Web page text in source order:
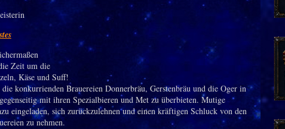
Zeit um die
Käse und Suff!
die konkurrienden Brauereien Donnerbräu, Gerstenbräu und die Oger in
mit ihren Spezialbieren und Met zu überbieten. Mutige
eingeladen, sich zurückzulehnen und einen kräftigen Schluck von den
zu nehmen.